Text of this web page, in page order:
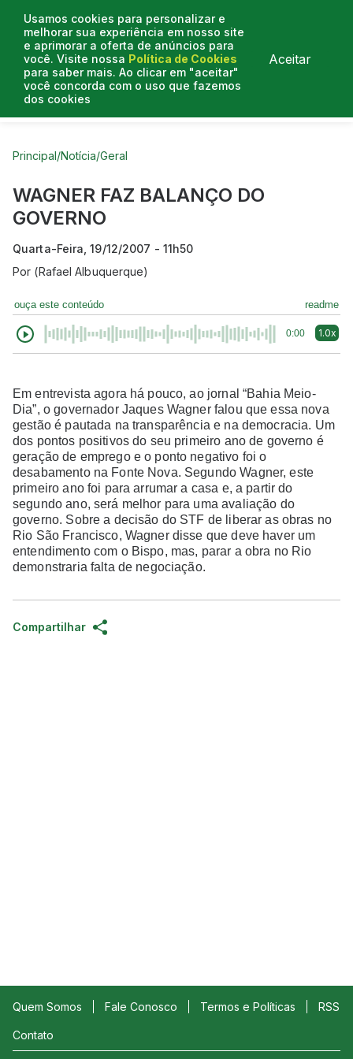
Usamos cookies para personalizar e
melhorar sua experiência em nosso site
e aprimorar a oferta de anúncios para
você. Visite nossa Política de Cookies
para saber mais. Ao clicar em "aceitar"
você concorda com o uso que fazemos
dos cookies
Aceitar
Curtas do Poder
Principal/Notícia/Geral
WAGNER FAZ BALANÇO DO
GOVERNO
Quarta-Feira, 19/12/2007 - 11h50
Por (Rafael Albuquerque)
ouça este conteúdo readme
0:00 1.0x
Em entrevista agora há pouco, ao jornal “Bahia Meio-
Dia”, o governador Jaques Wagner falou que essa nova
gestão é pautada na transparência e na democracia. Um
dos pontos positivos do seu primeiro ano de governo é
geração de emprego e o ponto negativo foi o
desabamento na Fonte Nova. Segundo Wagner, este
primeiro ano foi para arrumar a casa e, a partir do
segundo ano, será melhor para uma avaliação do
governo. Sobre a decisão do STF de liberar as obras no
Rio São Francisco, Wagner disse que deve haver um
entendimento com o Bispo, mas, parar a obra no Rio
demonstraria falta de negociação.
Compartilhar
Quem Somos Fale Conosco Termos e Políticas RSS
Contato